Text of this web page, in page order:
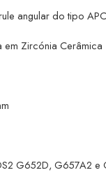
angular do tipo
Zircónia Cerâmica
G652D, G657A2 e